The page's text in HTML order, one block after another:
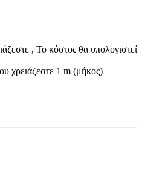
, Το κόστος θα υπολογιστεί
χρειάζεστε 1 m (μήκος)